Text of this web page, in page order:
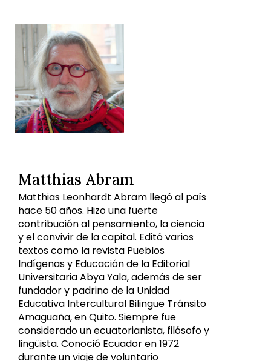
Matthias Abram
Matthias Leonhardt Abram llegó al país
hace 50 años. Hizo una fuerte
contribución al pensamiento, la ciencia
y el convivir de la capital. Editó varios
textos como la revista Pueblos
Indígenas y Educación de la Editorial
Universitaria Abya Yala, además de ser
fundador y padrino de la Unidad
Educativa Intercultural Bilingüe Tránsito
Amaguaña, en Quito. Siempre fue
considerado un ecuatorianista, filósofo y
lingüista. Conoció Ecuador en 1972
durante un viaje de voluntario